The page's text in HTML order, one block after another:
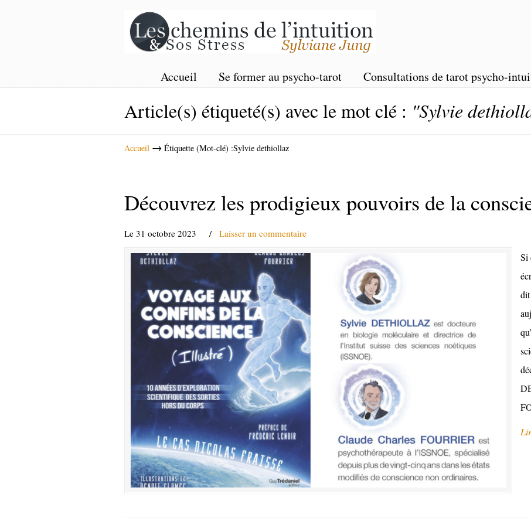
Accueil Se former au psycho-tarot Consultations de tarot psycho-
Article(s) étiqueté(s) avec le mot clé : "Sylvie
Accueil → Étiquette (Mot-clé) :Sylvie dethiollaz
Découvrez les prodigieux pouvoirs de la
Le 31 octobre 2023 / Laisser un commentaire
Si